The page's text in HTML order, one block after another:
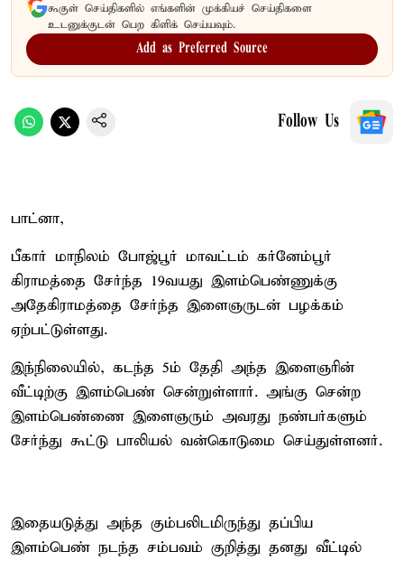
கூகுள் செய்திகளில் எங்களின் முக்கியச் செய்திகளை
உடனுக்குடன் பெற கிளிக் செய்யவும்.
Add as Preferred Source
Follow Us
பாட்னா,
பீகார் மாநிலம் போஜ்பூர் மாவட்டம் கர்னேம்பூர்
கிராமத்தை சேர்ந்த 19வயது இளம்பெண்ணுக்கு
அதேகிராமத்தை சேர்ந்த இளைஞருடன் பழக்கம்
ஏற்பட்டுள்ளது.
இந்நிலையில், கடந்த 5ம் தேதி அந்த இளைஞரின்
வீட்டிற்கு இளம்பெண் சென்றுள்ளார். அங்கு சென்ற
இளம்பெண்ணை இளைஞரும் அவரது நண்பர்களும்
சேர்ந்து கூட்டு பாலியல் வன்கொடுமை செய்துள்ளனர்.
இதையடுத்து அந்த கும்பலிடமிருந்து தப்பிய
இளம்பெண் நடந்த சம்பவம் குறித்து தனது வீட்டில்